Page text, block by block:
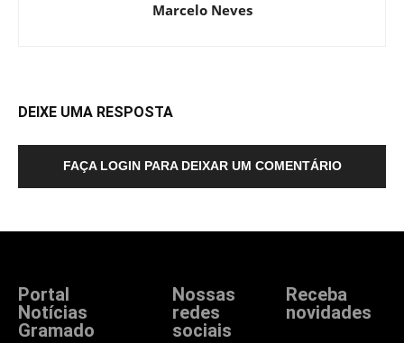
Marcelo Neves
DEIXE UMA RESPOSTA
FAÇA LOGIN PARA DEIXAR UM COMENTÁRIO
Portal
Notícias
Gramado
Nossas
redes
sociais
Receba
novidades